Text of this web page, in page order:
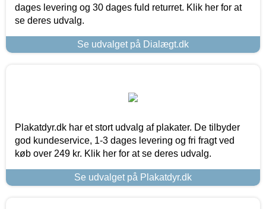
dages levering og 30 dages fuld returret. Klik her for at
se deres udvalg.
Se udvalget på Dialægt.dk
Plakatdyr.dk har et stort udvalg af plakater. De tilbyder
god kundeservice, 1-3 dages levering og fri fragt ved
køb over 249 kr. Klik her for at se deres udvalg.
Se udvalget på Plakatdyr.dk